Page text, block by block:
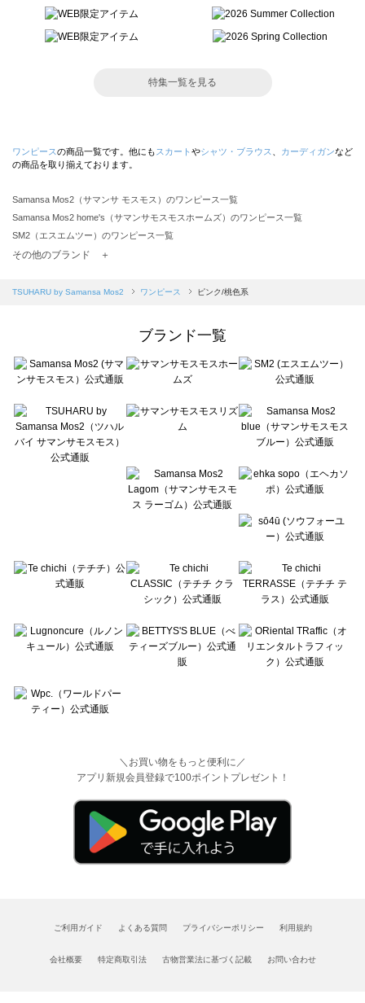
特集一覧を見る
ワンピースの商品一覧です。他にも スカート やシャツ・ブラウス カーディガンなど
の商品を取り揃えております。
Samansa Mos2（サマンサ モスモス）のワンピース一覧
Samansa Mos2 home's（サマンサモスモスホームズ）のワンピース一覧
SM2（エスエムツー）のワンピース一覧
TSUHARU by Samansa Mos2（ツハルバイサマンサモスモス）のワンピース一覧
Samansa Mos2 blue（サマンサモスモス ブルー）のワンピース一覧
sō4ū（ソウフォーユー）のワンピース一覧
Te chichi（テチチ）のワンピース一覧
Te chichi CLASSIC（テチチ クラシック）のワンピース一覧
Lugnoncure（ルノンキュール）のワンピース一覧
BETTY'S BLUE（べティーズブルー）のワンピース一覧
Wpc.（ワールドパーティー）のワンピース一覧
その他のブランド ＋
TSUHARU by Samansa Mos2 ワンピース ピンク/桃色系
ブランド一覧
＼お買い物をもっと便利に／
アプリ新規会員登録で100ポイントプレゼント！
ご利用ガイド よくある質問 プライバシーポリシー 利用規約
会社概要 特定商取引法 古物営業法に基づく記載 お問い合わせ